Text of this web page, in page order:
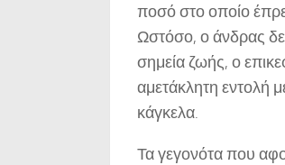
ποσό στο οποίο
Ωστόσο, ο άνδρας
σημεία ζωής, ο
αμετάκλητη εντολή
κάγκελα.
Τα γεγονότα που